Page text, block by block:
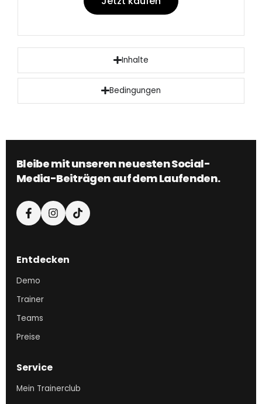
Inhalte
Bedingungen
Bleibe mit unseren neuesten Social-
Media-Beiträgen auf dem Laufenden.
Entdecken
Demo
Trainer
Teams
Preise
Service
Mein Trainerclub